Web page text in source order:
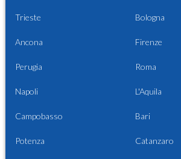
Trieste Bologna
Ancona Firenze
Perugia Roma
Napoli L'Aquila
Campobasso Bari
Potenza Catanzaro